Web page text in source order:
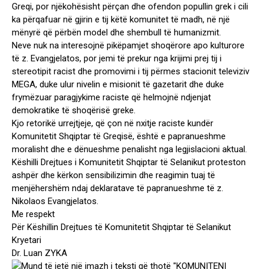
Greqi, por njëkohësisht përçan dhe ofendon popullin grek i cili
ka përqafuar në gjirin e tij këtë komunitet të madh, në një
mënyrë që përbën model dhe shembull të humanizmit.
Neve nuk na interesojnë pikëpamjet shoqërore apo kulturore
të z. Evangjelatos, por jemi të prekur nga krijimi prej tij i
stereotipit racist dhe promovimi i tij përmes stacionit televiziv
MEGA, duke ulur nivelin e misionit të gazetarit dhe duke
frymëzuar paragjykime raciste që helmojnë ndjenjat
demokratike të shoqërisë greke.
Kjo retorikë urrejtjeje, që çon në nxitje raciste kundër
Komunitetit Shqiptar të Greqisë, është e papranueshme
moralisht dhe e dënueshme penalisht nga legjislacioni aktual.
Këshilli Drejtues i Komunitetit Shqiptar të Selanikut proteston
ashpër dhe kërkon sensibilizimin dhe reagimin tuaj të
menjëhershëm ndaj deklaratave të papranueshme të z.
Nikolaos Evangjelatos.
Me respekt
Për Këshillin Drejtues të Komunitetit Shqiptar të Selanikut
Kryetari
Dr. Luan ZYKA